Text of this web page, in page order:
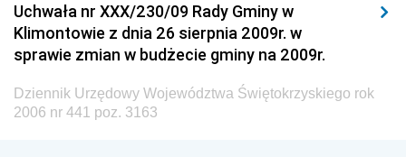
Uchwała nr XXX/230/09 Rady Gminy w
Klimontowie z dnia 26 sierpnia 2009r. w
sprawie zmian w budżecie gminy na 2009r.
Dziennik Urzędowy Województwa Świętokrzyskiego rok
2006 nr 441 poz. 3163